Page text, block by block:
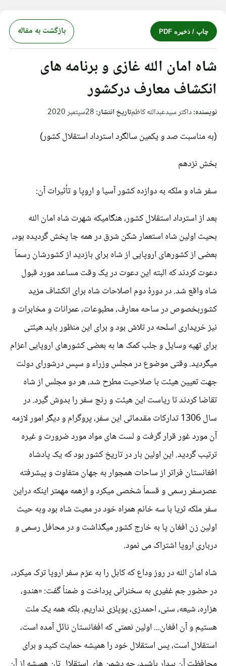
چاپ / ذخیره PDF بازگشت به مقاله
شاه امان الله غازی و برنامه های
انکشاف معارف درکشور
نویسنده:داکتر سیدعبدالله کاظمتاریخ انتشار:
(به مناسبت صد و یکمین سالگرد استرداد استقلال کشور)
بخش نزدهم
سفر شاه و ملکه به دوازده کشور آسیا و اروپا و تأثیرات آن:
بعد از استرداد استقلال کشور، هنگامیکه شهرت شاه امان الله
بحیث اولین شاه استعمار شکن شرق در همه جا پخش گردیده بود،
بعضی از کشورهای اروپایی از شاه برای بازدید از کشورشان رسماً
دعوت کردند که البته این دعوت در یک وقت مساعد مورد قبول
شاه واقع شد. در دورۀ دوم اصلاحات شاه برای انکشاف مزید
کشوربخصوص در ساحه معارف، مطبوعات، عمرانات و مخابرات و
نیز خریداری اسلحه در تلاش بود و برای این منظور باید هیئتی
برای تهیه وسایل و جلب کمک ها به بعضی کشورهای اروپایی اعزام
میگردید. وقتی موضوع در مجلس وزراء و سپس درشورای دولت
جهت تعیین هیئت با صلاحیت مطرح شد، هر دو مجلس از شاه
تقاضا کردند تا ریاست این هیئت و رنج سفر را بدوش گیرد. در
سال 1306 تدارکات مقدماتی این سفر، پروگرام و دیگر امور لازمه
آن مورد غور قرار گرفت و لست های مواد مورد ضرورت و غیره
ترتیب گردید. این اولین بار در تاریخ کشور بود که یک پادشاه
افغانستان فراتر از ساحات همجوار به جهان متفاوت و پیشرفته
عصرسفر رسمی و قسماً شخصی میکرد و ازهمه مهمتر اینکه دراین
سفر ملکه ثریا با سه خانم همراه خود در معیت شاه بود وبه حیث
اولین زن افغان پا به خارج کشور میگذاشت و در محافل رسمی و
درباری اروپا اشتراک می نمود.
شاه امان الله در روز وداع که کابل را به عزم سفر اروپا ترک میکرد،
در حضور جم غفیری به سخنرانی پرداخت و ضمناً گفت: «هندو،
هزاره، شیعه، سنی، احمدزی، پوپلزی نداریم، بلکه همه یک ملت
هستیم و آن افغان... اولین نعمتی که افغانستان نائل آمده است،
استقلال است، پس استقلال خود را همیشه حمایت کنید و برای